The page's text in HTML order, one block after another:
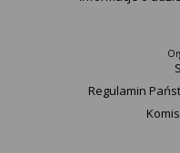
Regulamin